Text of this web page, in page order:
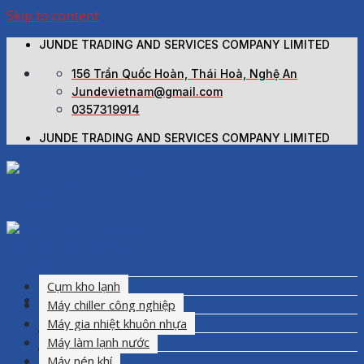
Skip to content
JUNDE TRADING AND SERVICES COMPANY LIMITED
156 Trần Quốc Hoàn, Thái Hoà, Nghệ An
Jundevietnam@gmail.com
0357319914
JUNDE TRADING AND SERVICES COMPANY LIMITED
Trang chủ
Giới thiệu
Cụm kho lạnh
Máy chiller công nghiệp
Máy gia nhiệt khuôn nhựa
Máy làm lạnh nước
Máy nén khí